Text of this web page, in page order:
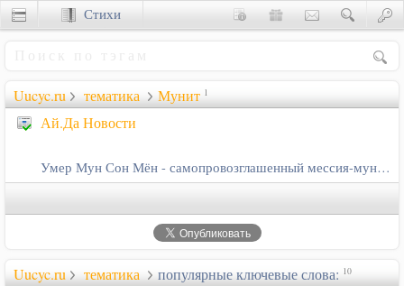
Uucyc.ru тематика Мунит 1
Ай.Да Новости
Умер Мун Сон Мён - самопровозглашенный мессия-мунист
Uucyc.ru тематика популярные ключевые слова: 10
Стихи